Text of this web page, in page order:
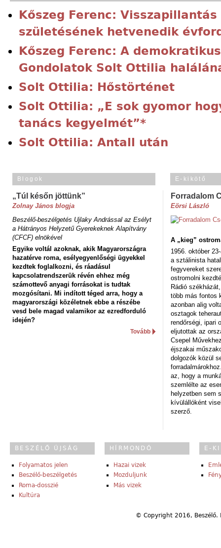
Kőszeg Ferenc:
születésének hetvenedik
Kőszeg Ferenc: A
Gondolatok Solt Ottilia
Solt Ottilia: Hőstörténet
Solt Ottilia: „E sok gyomor
tanács kegyelmét”*
Solt Ottilia: Antall után
Blogok
„Túl későn jöttünk”
Zolnay János blogja
Beszélő-beszélgetés Ujlaky Andrással az Esélyt
a Hátrányos Helyzetű Gyerekeknek Alapítvány
(CFCF) elnökével
Egyike voltál azoknak, akik Magyarországra
hazatérve roma, esélyegyenlőségi ügyekkel
kezdtek foglalkozni, és ráadásul
kapcsolatrendszerük révén ehhez még
számottevő anyagi forrásokat is tudtak
mozgósítani. Mi indított téged arra, hogy a
magyarországi közéletnek ebbe a részébe
vesd bele magad valamikor az ezredforduló
idején?
Tovább
E-kikötő
Forradalom
Eörsi László
A „kieg”
1956. október
a sztálinista
fegyvereket
ostromolni
Rádió
több más fontos
azonban alig
osztagok
rendőrségi, ipari
eljutottak az
Csepel
éjszakai
dolgozók közül
az, hogy a
szemlélte az
helyzetben sem
kívülállóként
szerző.
BESZÉLŐ ÚJSÁG
Folyamatos jelen
Beszélő-beszélgetés
Roma-dosszié
Kultúra
HÍRMONDÓ
Hazai vizek
Mozduljunk
Más vizek
E-
© Copyright 2016,